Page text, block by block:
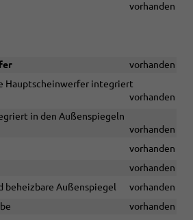
vorhanden
vorhanden
Hauptscheinwerfer integriert
vorhanden
in den Außenspiegeln
vorhanden
vorhanden
vorhanden
beheizbare Außenspiegel
vorhanden
vorhanden